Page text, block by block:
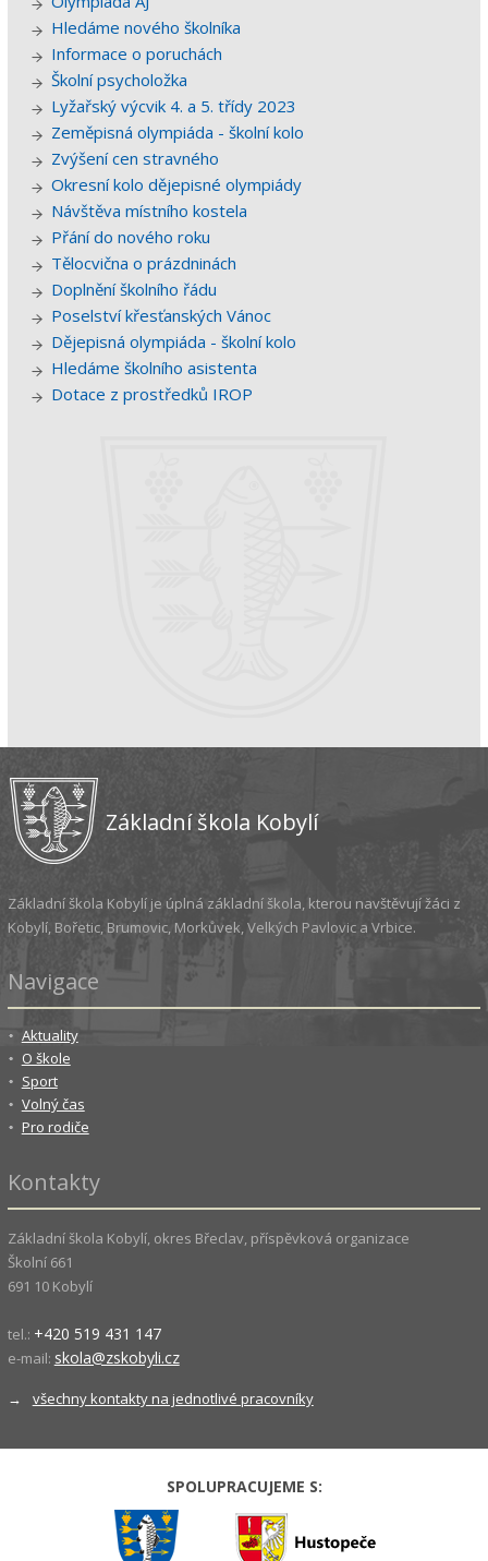
Hledáme nového školníka
Informace o poruchách
Školní psycholožka
Lyžařský výcvik 4. a 5. třídy 2023
Zeměpisná olympiáda - školní kolo
Zvýšení cen stravného
Okresní kolo dějepisné olympiády
Návštěva místního kostela
Přání do nového roku
Tělocvična o prázdninách
Doplnění školního řádu
Poselství křesťanských Vánoc
Dějepisná olympiáda - školní kolo
Hledáme školního asistenta
Dotace z prostředků IROP
Základní škola Kobylí
Základní škola Kobylí je úplná základní škola, kterou navštěvují žáci z
Kobylí, Bořetic, Brumovic, Morkůvek, Velkých Pavlovic a Vrbice.
Navigace
Aktuality
O škole
Sport
Volný čas
Pro rodiče
Kontakty
Základní škola Kobylí, okres Břeclav, příspěvková organizace
Školní 661
691 10 Kobylí
tel.: +420 519 431 147
e-mail: skola@zskobyli.cz
→ všechny kontakty na jednotlivé pracovníky
SPOLUPRACUJEME S: